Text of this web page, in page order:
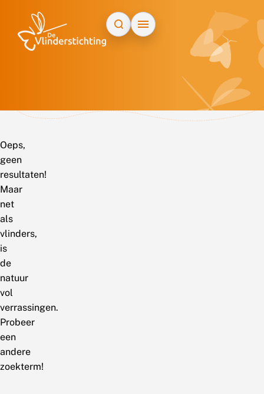
Oeps,
geen
resultaten!
Maar
net
als
vlinders,
is
de
natuur
vol
verrassingen.
Probeer
een
andere
zoekterm!